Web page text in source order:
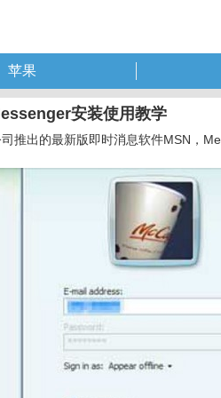
苹果
安装使用教学
出的最新版即时消息软件MSN，